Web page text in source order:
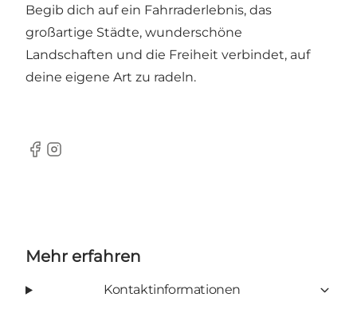
Begib dich auf ein Fahrraderlebnis, das
großartige Städte, wunderschöne
Landschaften und die Freiheit verbindet, auf
deine eigene Art zu radeln.
Facebook
Instagram
Mehr erfahren
Kontaktinformationen